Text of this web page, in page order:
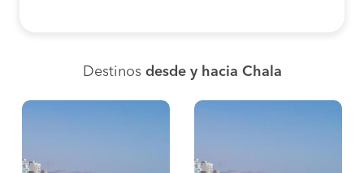
Destinos desde y hacia Chala